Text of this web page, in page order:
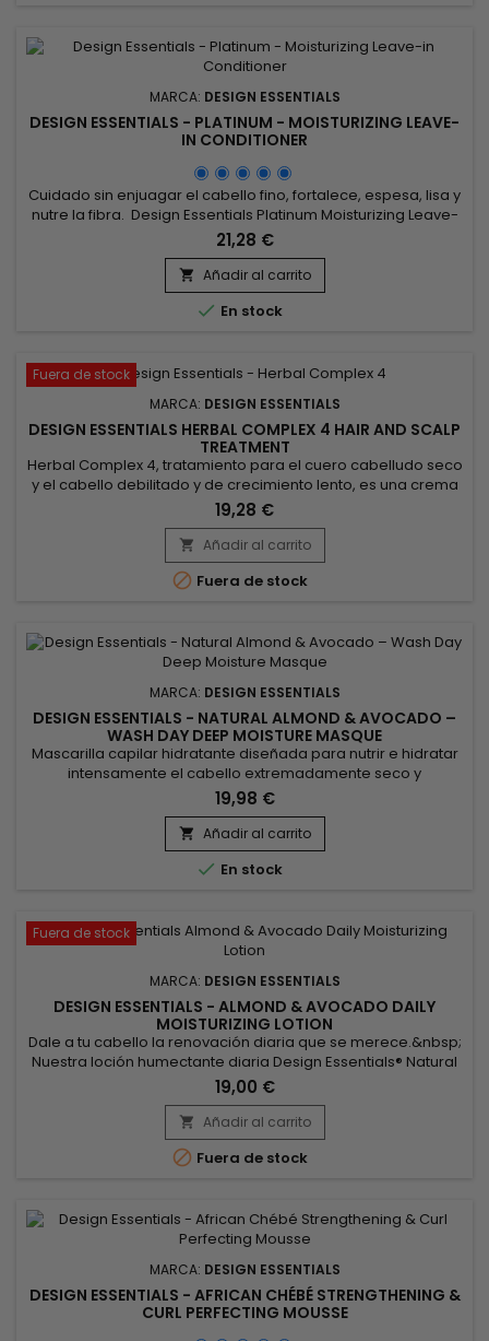
MARCA: DESIGN ESSENTIALS
DESIGN ESSENTIALS - PLATINUM - MOISTURIZING LEAVE-
IN CONDITIONER
Cuidado sin enjuagar el cabello fino, fortalece, espesa, lisa y
nutre la fibra. Design Essentials Platinum Moisturizing Leave-
in Conditioner refuerza el tallo capilar y aumenta su grosor
para hacer el cabello voluminoso.Gracias a sus
propiedades hidratantes y nutritivas, Design Essentials
Platinum Moisturizing Leave-in Conditioner ofrece a tu
cabello un...
21,28 €
 Añadir al carrito
 En stock
Fuera de stock
MARCA: DESIGN ESSENTIALS
DESIGN ESSENTIALS HERBAL COMPLEX 4 HAIR AND SCALP
TREATMENT
Herbal Complex 4, tratamiento para el cuero cabelludo seco
y el cabello debilitado y de crecimiento lento, es una crema
hidratante dedicada al crecimiento del cabello.&nbsp;
Aplicado regularmente sobre el cuero cabelludo, hidrata y
favorece el crecimiento del cabello. El cabello necesita
hidratación en la base para crecer, y aplicando
regularmente...
19,28 €
 Añadir al carrito
 Fuera de stock
MARCA: DESIGN ESSENTIALS
DESIGN ESSENTIALS - NATURAL ALMOND & AVOCADO –
WASH DAY DEEP MOISTURE MASQUE
Mascarilla capilar hidratante diseñada para nutrir e hidratar
intensamente el cabello extremadamente seco y
dañado.&nbsp; Su fórmula cremosa revitaliza el cabello,
dejándolo suave y brillante. Beneficios del Design Essentials -
Natural Almond & Avocado – Wash Day Deep Moisture
Masque :Fortalece el cabello mientras sella la humedad
intensa.Mejora la...
19,98 €
 Añadir al carrito
 En stock
Fuera de stock
MARCA: DESIGN ESSENTIALS
DESIGN ESSENTIALS - ALMOND & AVOCADO DAILY
MOISTURIZING LOTION
Dale a tu cabello la renovación diaria que se merece.&nbsp;
Nuestra loción humectante diaria Design Essentials® Natural
Almond & Avocado es una mezcla botánica ultraligera de
aceite de jojoba, aceite de oliva y manteca de cacao.Esta
loción hidrata y revitaliza los tejidos secos, los rizos y las
bobinas sin apelmazar el cabello.El hermoso resultado :...
19,00 €
 Añadir al carrito
 Fuera de stock
MARCA: DESIGN ESSENTIALS
DESIGN ESSENTIALS - AFRICAN CHÉBÉ STRENGTHENING &
CURL PERFECTING MOUSSE